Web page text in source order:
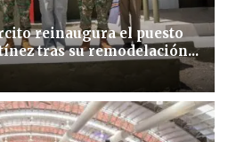
reinaugura el puesto
tras su remodelación...